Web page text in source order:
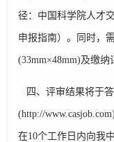
径：中国科学院人才
申报指南）。同时，
(33mm×48mm)及缴纳
四、评审结果将于
(http://
在10个工作日内向我